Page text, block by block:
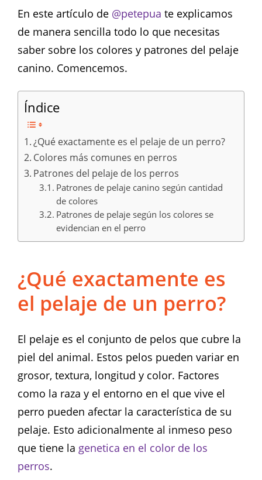
En este artículo de @petepua te explicamos
de manera sencilla todo lo que necesitas
saber sobre los colores y patrones del pelaje
canino. Comencemos.
Índice
¿Qué exactamente es el pelaje de un perro?
Colores más comunes en perros
Patrones del pelaje de los perros
Patrones de pelaje canino según cantidad
de colores
Patrones de pelaje según los colores se
evidencian en el perro
¿Qué exactamente es
el pelaje de un perro?
El pelaje es el conjunto de pelos que cubre la
piel del animal. Estos pelos pueden variar en
grosor, textura, longitud y color. Factores
como la raza y el entorno en el que vive el
perro pueden afectar la característica de su
pelaje. Esto adicionalmente al inmeso peso
que tiene la genetica en el color de los
perros.